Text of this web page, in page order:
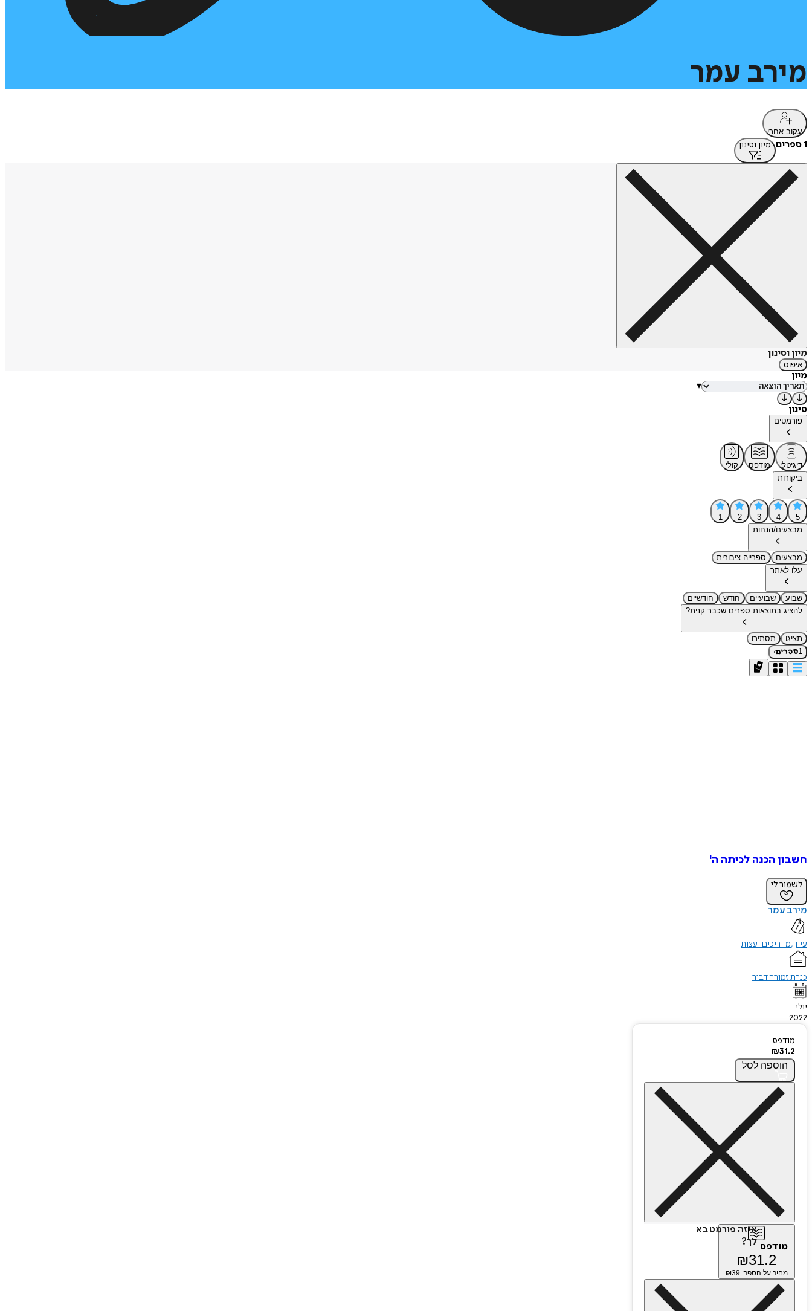
מירב עמר
עקוב אחרי
1 ספרים מיון וסינון
מיון וסינון
איפוס
מיון
▾
סינון
פורמטים
דיגיטלי מודפס
קולי
ביקורות
5
4
3
2
1
מבצעים/הנחות
מבצעים
ספרייה ציבורית
עלו לאתר
שבוע שבועיים חודש
חודשיים
להציג בתוצאות ספרים שכבר קנית?
תציגו
תסתירו
1ספרים›
חשבון הכנה לכיתה ה'
לשמור לי
מירב עמר
עיון מדריכים ועצות
כנרת זמורה דביר
יולי
2022
מודפס
₪31.2
הוספה לסל
איזה פורמט בא
לך? מודפס
₪31.2
מחיר על הספר: ₪ 39